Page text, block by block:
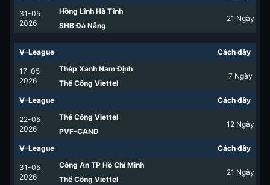
31-05
2026
Hồng Lĩnh Hà Tĩnh
SHB Đà Nẵng
21 Ngày
V-League Cách đây
17-05
2026
Thép Xanh Nam Định
Thể Công Viettel
7 Ngày
V-League Cách đây
22-05
2026
Thể Công Viettel
PVF-CAND
12 Ngày
V-League Cách đây
31-05
2026
Công An TP Hồ Chí Minh
Thể Công Viettel
21 Ngày